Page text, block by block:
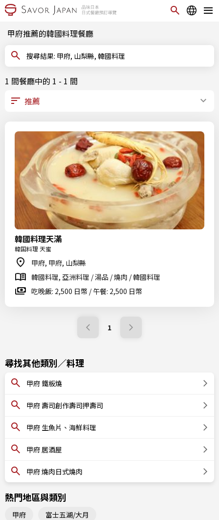
甲府推薦的韓國料理餐廳
搜尋結果: 甲府, 山梨縣, 韓國料理
1 間餐廳中的 1 - 1 間
韓國料理天滿
韓国料理 天蜜
甲府, 甲府, 山梨縣
韓國料理, 亞洲料理 / 湯品 / 燒肉 / 韓國料理
吃晚飯: 2,500 日幣 / 午餐: 2,500 日幣
1
尋找其他類別／料理
甲府 鐵板燒
甲府 壽司創作壽司押壽司
甲府 生魚片、海鮮料理
甲府 居酒屋
甲府 燒肉日式燒肉
熱門地區與類別
甲府 富士五湖/大月